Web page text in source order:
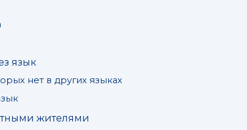
язык
нет в других языках
жителями